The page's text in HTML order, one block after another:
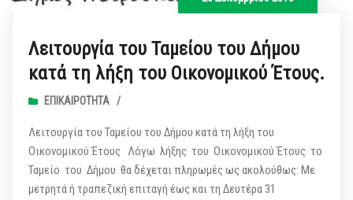
Λειτουργία του Ταμείου του Δήμου
κατά τη λήξη του Οικονομικού Έτους.
ΕΠΙΚΑΙΡΌΤΗΤΑ /
Λειτουργία του Ταμείου του Δήμου κατά τη λήξη του
Οικονομικού Έτους Λόγω λήξης του Οικονομικού Έτους το
Ταμείο του Δήμου θα δέχεται πληρωμές ως ακολούθως: Με
μετρητά ή τραπεζική επιταγή έως και τη Δευτέρα 31